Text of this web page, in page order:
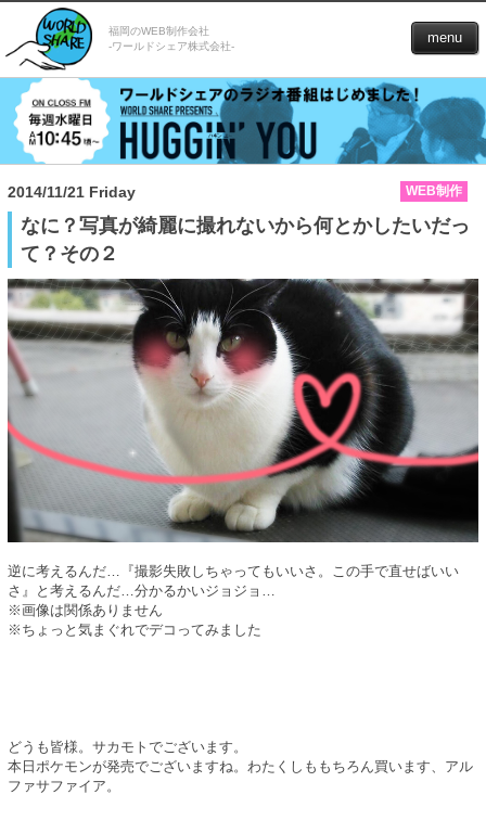
福岡のWEB制作会社
-ワールドシェア株式会社-
menu
WEB制作
2014/11/21 Friday
なに？写真が綺麗に撮れないから何とかしたいだっ
て？その２
逆に考えるんだ…『撮影失敗しちゃってもいいさ。この手で直せばいい
さ』と考えるんだ…分かるかいジョジョ…
※画像は関係ありません
※ちょっと気まぐれでデコってみました
どうも皆様。サカモトでございます。
本日ポケモンが発売でございますね。わたくしももちろん買います、アル
ファサファイア。